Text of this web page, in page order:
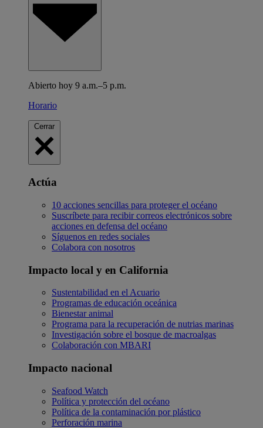
Abierto hoy 9 a.m.–5 p.m.
Horario
Cerrar
Actúa
10 acciones sencillas para proteger el océano
Suscríbete para recibir correos electrónicos sobre
acciones en defensa del océano
Síguenos en redes sociales
Colabora con nosotros
Impacto local y en California
Sustentabilidad en el Acuario
Programas de educación oceánica
Bienestar animal
Programa para la recuperación de nutrias marinas
Investigación sobre el bosque de macroalgas
Colaboración con MBARI
Impacto nacional
Seafood Watch
Política y protección del océano
Política de la contaminación por plástico
Perforación marina